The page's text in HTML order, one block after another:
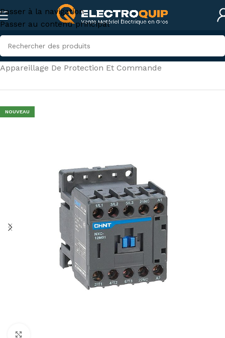
Passer à la navigation
Passer au contenu principal
Accueil/Électricité industrielle/
Appareillage De Protection Et Commande
NOUVEAU